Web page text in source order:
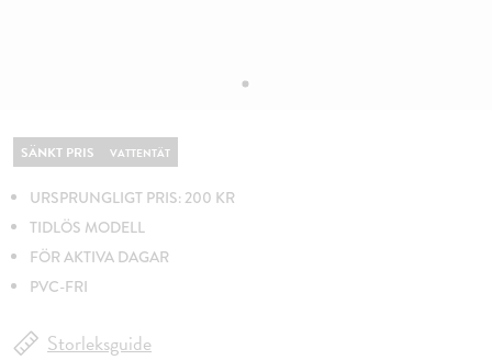
SÄNKT PRIS VATTENTÄT
URSPRUNGLIGT PRIS: 200 KR
TIDLÖS MODELL
FÖR AKTIVA DAGAR
PVC-FRI
Storleksguide